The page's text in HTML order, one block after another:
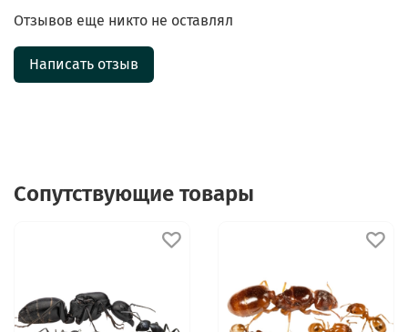
Отзывов еще никто не оставлял
Написать отзыв
Сопутствующие товары